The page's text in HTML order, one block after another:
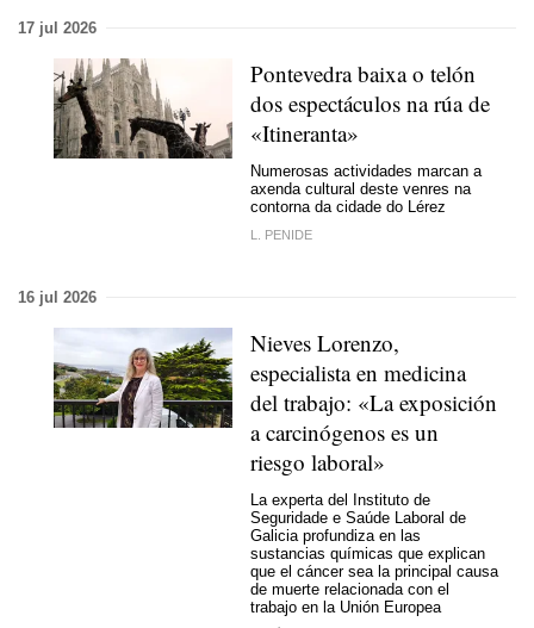
17 jul 2026
Pontevedra baixa o telón
dos espectáculos na rúa de
«Itineranta»
Numerosas actividades marcan a
axenda cultural deste venres na
contorna da cidade do Lérez
L. PENIDE
16 jul 2026
Nieves Lorenzo,
especialista en medicina
del trabajo: «La exposición
a carcinógenos es un
riesgo laboral»
La experta del Instituto de
Seguridade e Saúde Laboral de
Galicia profundiza en las
sustancias químicas que explican
que el cáncer sea la principal causa
de muerte relacionada con el
trabajo en la Unión Europea